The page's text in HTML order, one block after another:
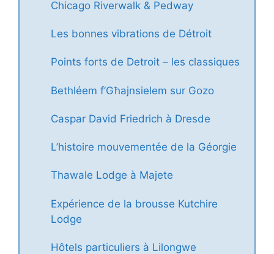
Chicago Riverwalk & Pedway
Les bonnes vibrations de Détroit
Points forts de Detroit – les classiques
Bethléem f’Għajnsielem sur Gozo
Caspar David Friedrich à Dresde
L’histoire mouvementée de la Géorgie
Thawale Lodge à Majete
Expérience de la brousse Kutchire
Lodge
Hôtels particuliers à Lilongwe